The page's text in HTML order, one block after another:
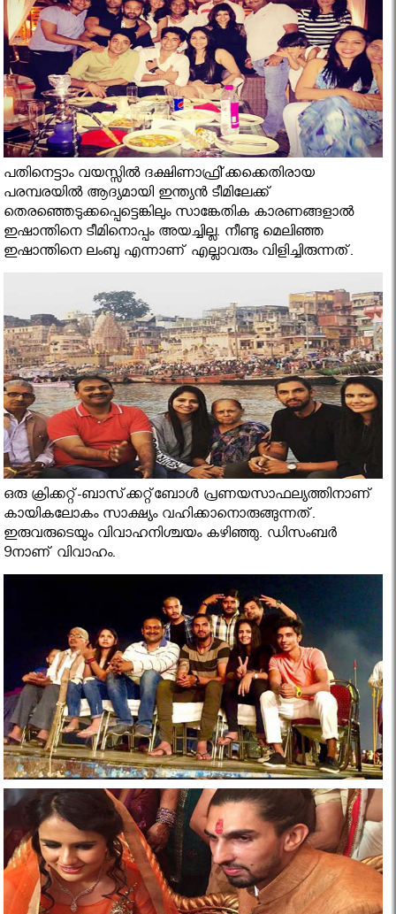
പതിനെട്ടാം വയസ്സില്‍ ദക്ഷിണാഫ്രി്ക്കക്കെതിരായ
പരമ്പരയില്‍ ആദ്യമായി ഇന്ത്യന്‍ ടീമിലേക്ക്
തെരഞ്ഞെടുക്കപ്പെട്ടെങ്കിലും സാങ്കേതിക കാരണങ്ങളാല്‍
ഇഷാന്തിനെ ടീമിനൊപ്പം അയച്ചില്ല. നീണ്ടു മെലിഞ്ഞ
ഇഷാന്തിനെ ലംബു എന്നാണ് എല്ലാവരും വിളിച്ചിരുന്നത്.
ഒരു ക്രിക്കറ്റ്-ബാസ്‌ക്കറ്റ്‌ബോള്‍ പ്രണയസാഫല്യത്തിനാണ്
കായികലോകം സാക്ഷ്യം വഹിക്കാനൊരുങ്ങുന്നത്.
ഇരുവരുടെയും വിവാഹനിശ്ചയം കഴിഞ്ഞു. ഡിസംബര്‍
9നാണ് വിവാഹം.